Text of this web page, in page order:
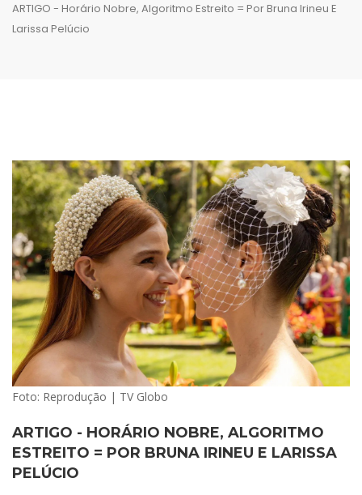
ARTIGO - Horário Nobre, Algoritmo Estreito = Por Bruna Irineu E
Larissa Pelúcio
Foto: Reprodução | TV Globo
ARTIGO - HORÁRIO NOBRE, ALGORITMO
ESTREITO = POR BRUNA IRINEU E LARISSA
PELÚCIO